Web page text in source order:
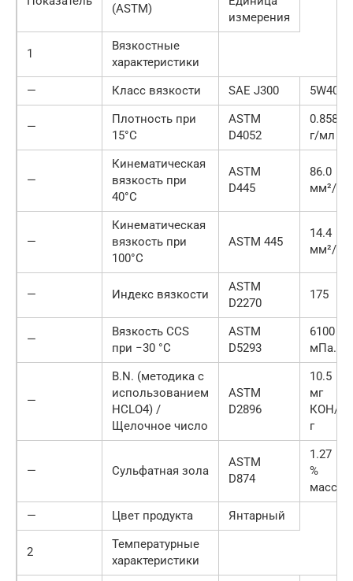
(ASTM)
измерения
1
Вязкостные
характеристики
—
Класс вязкости SAE J300 5W40
—
Плотность при
15°C
ASTM
D4052
0.858
г/мл
—
Кинематическая
вязкость при
40°C
ASTM
D445
86.0
мм²/с
—
Кинематическая
вязкость при
100°C
ASTM 445
14.4
мм²/с
— Индекс вязкости
ASTM
D2270
175
—
Вязкость CCS
при −30 °C
ASTM
D5293
6100
мПа.с
—
B.N. (методика с
использованием
HCLO4) /
Щелочное число
ASTM
D2896
10.5
мг
КОН/
г
— Сульфатная зола
ASTM
D874
1.27
%
масс
—
Цвет продукта Янтарный
2
Температурные
характеристики